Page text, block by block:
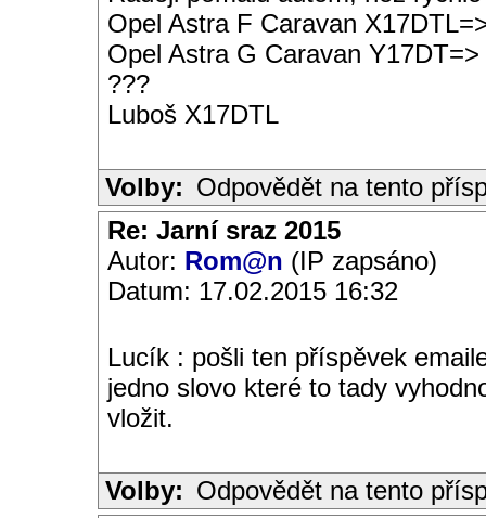
Opel Astra F Caravan
Opel Astra G Caravan Y17DT=>
???
Luboš X17DTL
Volby: Odpovědět na tento
Re: Jarní sraz 2015
Autor: Rom@n (IP zapsáno)
Datum: 17.02.2015 16:32
Lucík : pošli ten příspěvek
jedno slovo které to tady
vložit.
Volby: Odpovědět na tento